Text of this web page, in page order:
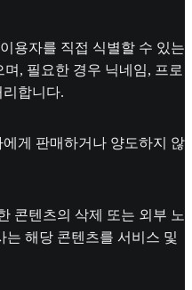
용자를 직접 식별할 수 있는
, 필요한 경우 닉네임, 프로
합니다.
게 판매하거나 양도하지 않
콘텐츠의 삭제 또는 외부 노
는 해당 콘텐츠를 서비스 및